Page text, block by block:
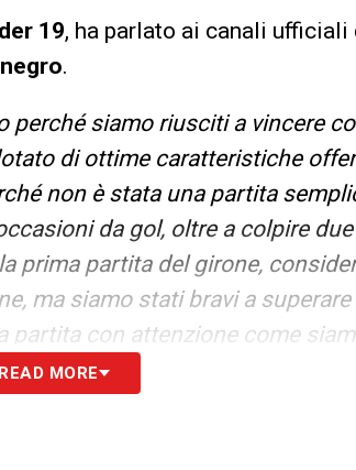
19, ha parlato ai canali ufficiali
.
perché siamo riusciti a vincere
di ottime caratteristiche
non è stata una partita
da gol, oltre a colpire
prima partita del girone,
ma siamo stati bravi a
partita con attenzione come
quindi godiamoci questa vittoria,
READ MORE